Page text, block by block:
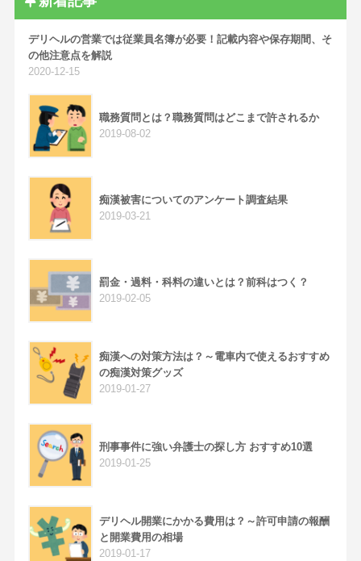
デリヘルの営業では従業員名簿が必要！記載内容や保存期間、そ
の他注意点を解説
2020-12-15
職務質問とは？職務質問はどこまで許されるか
2019-08-02
痴漢被害についてのアンケート調査結果
2019-03-21
罰金・過料・科料の違いとは？前科はつく？
2019-02-05
痴漢への対策方法は？～電車内で使えるおすすめ
の痴漢対策グッズ
2019-01-27
刑事事件に強い弁護士の探し方 おすすめ10選
2019-01-25
デリヘル開業にかかる費用は？～許可申請の報酬
と開業費用の相場
2019-01-17